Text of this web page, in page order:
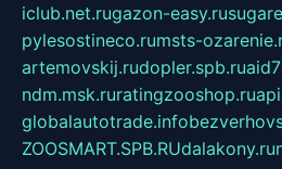
iclub.net.rugazon-easy.ru
pylesostineco.rumsts-
artemovskij.rudopler.spb.ru
ndm.msk.ruratingzooshop.ru
globalautotrade.info
ZOOSMART.SPB.RUdalakony.ru